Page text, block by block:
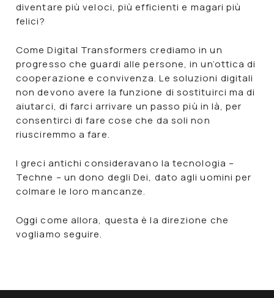
diventare più veloci, più efficienti e magari più
felici?
ComeDigital Transformers crediamo in un
progresso che guardi alle persone, in un’ottica di
cooperazione e convivenza. Le soluzioni digitali
non devono avere la funzione di sostituirci ma di
aiutarci, di farci arrivare un passo più in là, per
consentirci di fare cose che da soli non
riusciremmo a fare.
I greci antichi consideravano la tecnologia –
Techne – un dono degli Dei, dato agli uomini per
colmare le loro mancanze.
Oggi come allora, questa è la direzione che
vogliamo seguire.